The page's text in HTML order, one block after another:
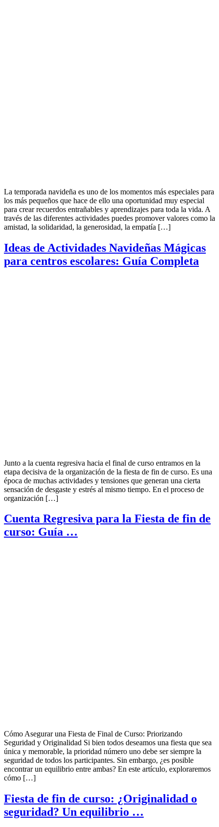
La temporada navideña es uno de los momentos más especiales para
los más pequeños que hace de ello una oportunidad muy especial
para crear recuerdos entrañables y aprendizajes para toda la vida. A
través de las diferentes actividades puedes promover valores como la
amistad, la solidaridad, la generosidad, la empatía […]
Ideas de Actividades Navideñas Mágicas
para centros escolares: Guía Completa
Junto a la cuenta regresiva hacia el final de curso entramos en la
etapa decisiva de la organización de la fiesta de fin de curso. Es una
época de muchas actividades y tensiones que generan una cierta
sensación de desgaste y estrés al mismo tiempo. En el proceso de
organización […]
Cuenta Regresiva para la Fiesta de fin de
curso: Guía …
Cómo Asegurar una Fiesta de Final de Curso: Priorizando
Seguridad y Originalidad Si bien todos deseamos una fiesta que sea
única y memorable, la prioridad número uno debe ser siempre la
seguridad de todos los participantes. Sin embargo, ¿es posible
encontrar un equilibrio entre ambas? En este artículo, exploraremos
cómo […]
Fiesta de fin de curso: ¿Originalidad o
seguridad? Un equilibrio …